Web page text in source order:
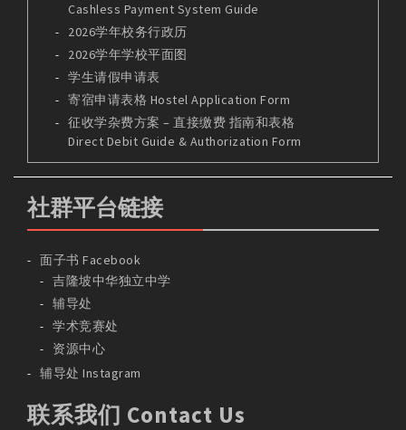
Cashless Payment System Guide
2026学年校务行政历
2026学年学校平面图
学生请假申请表
寄宿申请表格 Hostel Application Form
征收学杂费方案 – 直接缴费 指南和表格
Direct Debit Guide & Authorization Form
社群平台链接
面子书 Facebook
吉隆坡中华独立中学
辅导处
学术竞赛处
资源中心
辅导处 Instagram
联系我们 Contact Us